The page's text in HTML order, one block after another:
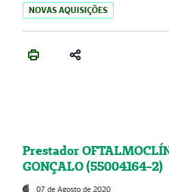
NOVAS AQUISIÇÕES
Prestador
GONÇALO (55004164-2)
07 de Agosto de 2020